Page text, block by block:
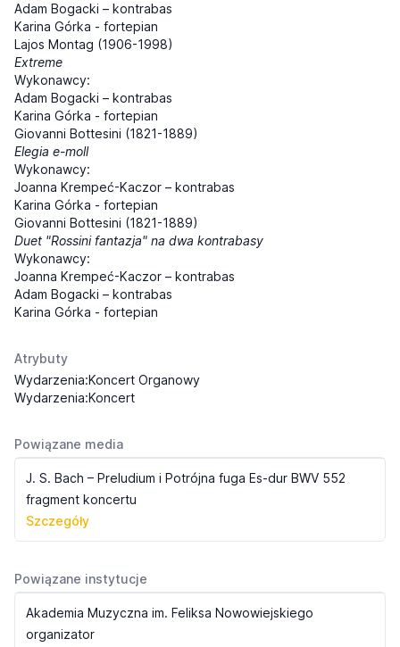
Adam Bogacki – kontrabas
Karina Górka - fortepian
Lajos Montag (1906-1998)
Extreme
Wykonawcy:
Adam Bogacki – kontrabas
Karina Górka - fortepian
Giovanni Bottesini (1821-1889)
Elegia e-moll
Wykonawcy:
Joanna Krempeć-Kaczor – kontrabas
Karina Górka - fortepian
Giovanni Bottesini (1821-1889)
Duet "Rossini fantazja" na dwa kontrabasy
Wykonawcy:
Joanna Krempeć-Kaczor – kontrabas
Adam Bogacki – kontrabas
Karina Górka - fortepian
Atrybuty
Wydarzenia:Koncert Organowy
Wydarzenia:Koncert
Powiązane media
J. S. Bach – Preludium i Potrójna fuga Es-dur BWV 552
fragment koncertu
Szczegóły
Powiązane instytucje
Akademia Muzyczna im. Feliksa Nowowiejskiego
organizator